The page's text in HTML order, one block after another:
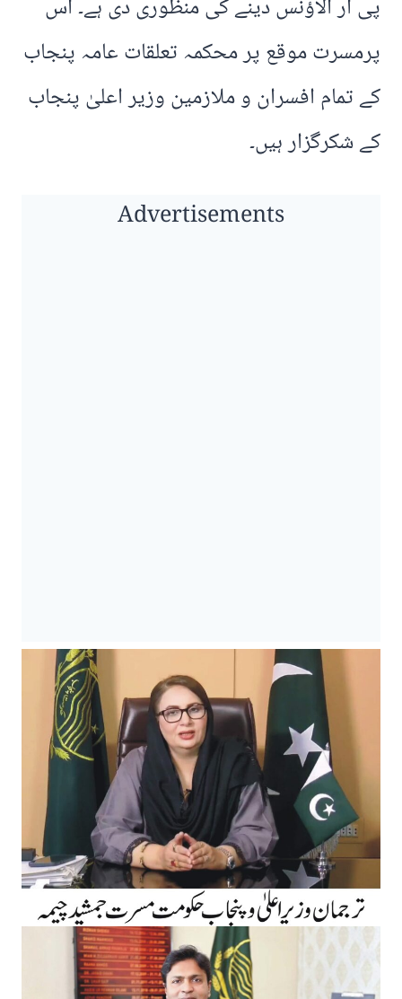
پی آر الاؤنس دینے کی منظوری دی ہے۔ اس
پرمسرت موقع پر محکمہ تعلقات عامہ پنجاب
کے تمام افسران و ملازمین وزیر اعلیٰ پنجاب
کے شکرگزار ہیں۔
Advertisements